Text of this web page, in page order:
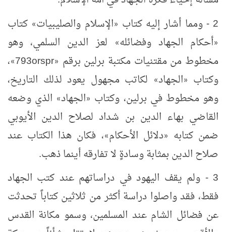
2 - ومما أشار إليه كتاب
«الإسلام والصليبيات» كتاب
«أحكام الجهاد وفضائله»
لعز الدين السلمي، وهو
مخطوط من مقتنيات مكتبة برلين برقم «
orspr
793
»،
وكتاب
«الجهاد»
لكاتب مجهول يعود لذلك التاريخ،
وهو مخطوط في برلين، وكتاب «الجهاد» الذي وضعه
القاضي بهاء الدين بن شداد لصلاح الدين الأيوبي
ضمن كتابه
«دلائل الأحكام»، فكان هذا الكتاب عند
صلاح الدين بمثابة وسادةٍ لا تفارقه أينما ذهب.
3 - ولم يقف اليهود في دراساتهم عند كتب الجهاد
فقط، فقد واصلوا دراسة أكثر من ثلاثين كتاباً تحدثت
عن فضائل الشام عند المسلمين، وسمو مكانة القدس